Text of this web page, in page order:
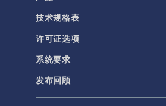
技术规格表
许可证选项
系统要求
发布回顾